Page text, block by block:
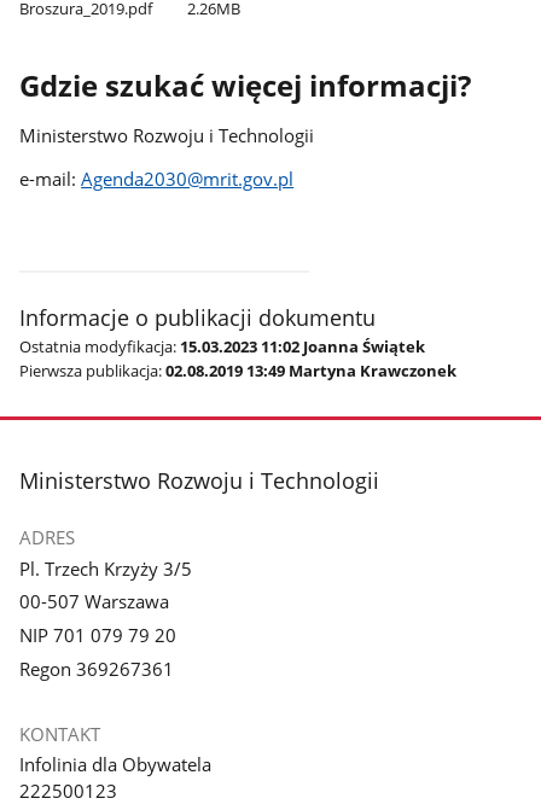
Broszura​_2019.pdf 2.26MB
Gdzie szukać więcej informacji?
Ministerstwo Rozwoju i Technologii
e-mail:Agenda2030@mrit.gov.pl
Informacje o publikacji dokumentu
Ostatnia modyfikacja: 15.03.2023 11:02 Joanna Świątek
Pierwsza publikacja:02.08.2019 13:49 Martyna Krawczonek
stopka
Ministerstwo Rozwoju i Technologii
ADRES
Pl. Trzech Krzyży 3/5
00-507 Warszawa
NIP 701 079 79 20
Regon 369267361
KONTAKT
Infolinia dla Obywatela
222500123